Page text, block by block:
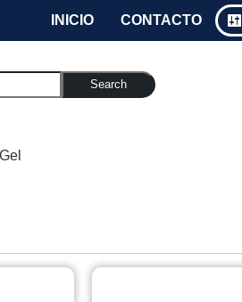
INICIO CONTACTO
Search